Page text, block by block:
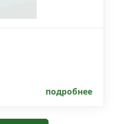
подробнее